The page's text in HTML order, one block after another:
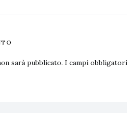
sarà pubblicato. I campi obbligatori